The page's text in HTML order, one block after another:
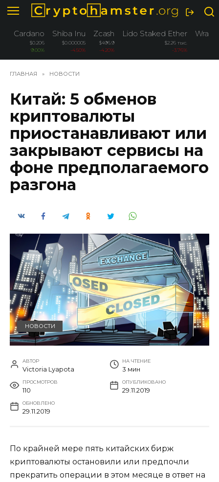
Перейти
содержанию
Cardano
$0.206
9.00%
Shiba Inu
$0.000005
-4.50%
Zcash
$496.9
-4.20%
Lido Staked Ether
$2.26 тыс.
-3.76%
ГЛАВНАЯ » НОВОСТИ
Китай: 5 обменов
криптовалюты
приостанавливают или
закрывают сервисы на
фоне предполагаемого
разгона
НОВОСТИ
АВТОР
Victoria Lyapota
НА ЧТЕНИЕ
3 мин
ПРОСМОТРОВ
110
ОПУБЛИКОВАНО
29.11.2019
ОБНОВЛЕНО
29.11.2019
По крайней мере пять китайских бирж
криптовалюты остановили или предпочли
прекратить операции в этом месяце в ответ на